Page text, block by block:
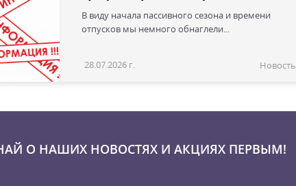
В виду начала пассивного сезона и времени
отпусков мы немного обнаглели...
28.07.2026 г. Новость
О НАШИХ НОВОСТЯХ И АКЦИЯХ ПЕРВЫМ!